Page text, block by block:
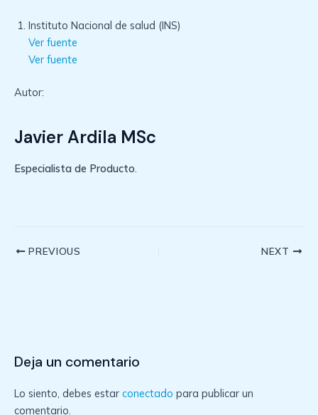
Instituto Nacional de salud (INS)
Ver fuente
Ver fuente
Autor:
Javier Ardila MSc
Especialista de Producto
PostPREVIOUS NEXT
Deja un comentario
Lo siento, debes estar conectado para publicar un
comentario.